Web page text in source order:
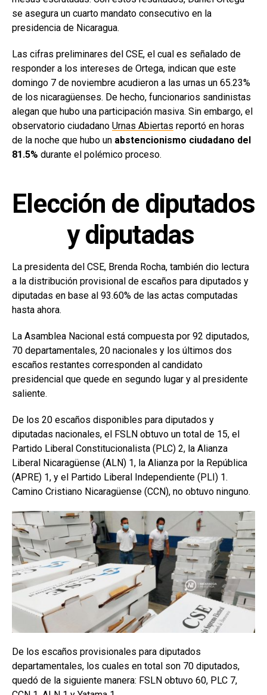
se asegura un cuarto mandato consecutivo en la
presidencia de Nicaragua.
Las cifras preliminares del CSE, el cual es señalado de
responder a los intereses de Ortega, indican que este
domingo 7 de noviembre acudieron a las urnas un 65.23%
de los nicaragüenses. De hecho, funcionarios sandinistas
alegan que hubo una participación masiva. Sin embargo, el
observatorio ciudadano Urnas Abiertas reportó en horas
de la noche que hubo un abstencionismo ciudadano del
81.5% durante el polémico proceso.
Elección de diputados
y diputadas
La presidenta del CSE, Brenda Rocha, también dio lectura
a la distribución provisional de escaños para diputados y
diputadas en base al 93.60% de las actas computadas
hasta ahora.
La Asamblea Nacional está compuesta por 92 diputados,
70 departamentales, 20 nacionales y los últimos dos
escaños restantes corresponden al candidato
presidencial que quede en segundo lugar y al presidente
saliente.
De los 20 escaños disponibles para diputados y
diputadas nacionales, el FSLN obtuvo un total de 15, el
Partido Liberal Constitucionalista (PLC) 2, la Alianza
Liberal Nicaragüense (ALN) 1, la Alianza por la República
(APRE) 1, y el Partido Liberal Independiente (PLI) 1.
Camino Cristiano Nicaragüense (CCN), no obtuvo ninguno.
De los escaños provisionales para diputados
departamentales, los cuales en total son 70 diputados,
quedó de la siguiente manera: FSLN obtuvo 60, PLC 7,